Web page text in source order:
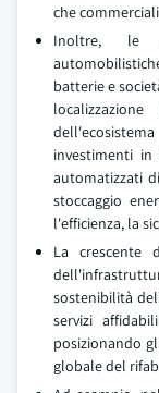
che
Inoltre, le
batterie e
investimenti in
automatizzati
stoccaggio
l'efficienza, la
La crescente
sostenibilità
servizi
posizionando
globale del